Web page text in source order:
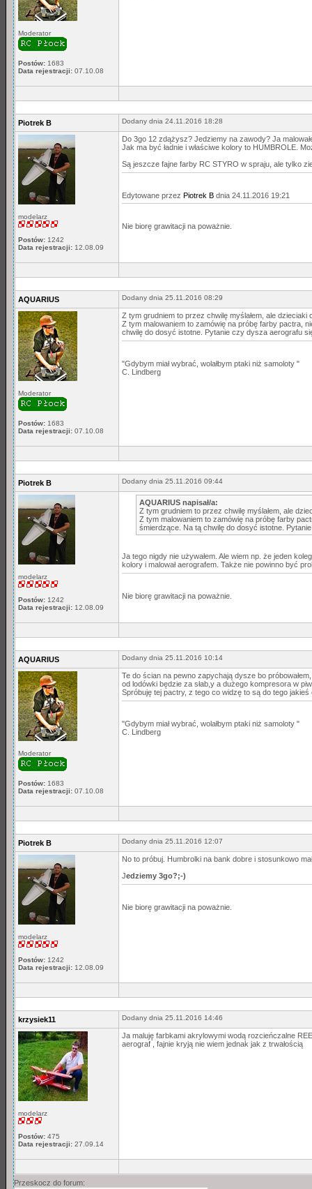
Moderator
Postów: 1683
Data rejestracji: 07.10.08
Piotrek B Dodany dnia 24.11.2016 18:28
modelarz
Postów: 1242
Data rejestracji: 12.08.09
Do 3go 12 zdążysz? Jedziemy na zawody? Ja
Jak ma być ładnie i właściwe kolory to HUMBROLE.
Są jeszcze fajne farby RC STYRO w spraju, ale tylko
Edytowane przez Piotrek B dnia 24.11.2016 19:21
Nie biorę grawitacji na poważnie.
AQUARIUS Dodany dnia 25.11.2016 08:29
Moderator
Postów: 1683
Data rejestracji: 07.10.08
Z tym grudniem to przez chwilę myślałem, ale
Z tym malowaniem to zamówię na próbę farby pactra,
chwilę do dosyć istotne. Pytanie czy dysza aerografu
"Gdybym miał wybrać, wolałbym ptaki niż samoloty "
C. Lindberg
Piotrek B Dodany dnia 25.11.2016 09:44
modelarz
Postów: 1242
Data rejestracji: 12.08.09
AQUARIUS napisał/a:
Z tym grudniem to przez chwilę myślałem, ale
Z tym malowaniem to zamówię na próbę farby
śmierdzące. Na tą chwilę do dosyć istotne.
Ja tego nigdy nie używałem. Ale wiem np. że jeden
kolory i malował aerografem. Także nie powinno być
Nie biorę grawitacji na poważnie.
AQUARIUS Dodany dnia 25.11.2016 10:14
Moderator
Postów: 1683
Data rejestracji: 07.10.08
Te do ścian na pewno zapychają dysze bo
od lodówki będzie za słab,y a dużego kompresora w
Spróbuję tej pactry, z tego co widzę to są do tego
"Gdybym miał wybrać, wolałbym ptaki niż samoloty "
C. Lindberg
Piotrek B Dodany dnia 25.11.2016 12:07
modelarz
Postów: 1242
Data rejestracji: 12.08.09
No to próbuj. Humbrolki na bank dobre i stosunkowo
Jedziemy 3go?;-)
Nie biorę grawitacji na poważnie.
krzysiek11 Dodany dnia 25.11.2016 14:46
modelarz
Postów: 475
Data rejestracji: 27.09.14
Ja maluję farbkami akrylowymi wodą rozcieńczalne
aerograf , fajnie kryją nie wiem jednak jak z trwałością
Przeskocz do forum: